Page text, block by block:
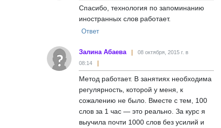
Спасибо, технология по запоминанию
иностранных слов работает.
Ответ
Залина Абаева
08 октября, 2015 г. в
08:14
Метод работает. В занятиях необходима
регулярность, которой у меня, к
сожалению не было. Вместе с тем, 100
слов за 1 час — это реально. За курс я
выучила почти 1000 слов без усилий и